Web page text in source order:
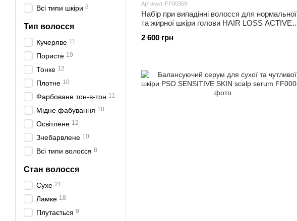
Артикул: FF00359
Набір при випадінні волосся для нормальної
та жирної шкіри голови HAIR LOSS ACTIVE
2 600 грн
Всі типи шкіри 8
Тип волосся
Кучеряве 11
Пористе 19
Тонке 12
Плотне 10
Фарбоване тон-в-тон 11
Мідне фабування 10
Освітлене 12
Знебарвлене 10
Всі типи волосся 8
Стан волосся
Сухе 21
Ламке 18
Плутається 9